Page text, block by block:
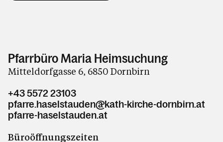
Pfarrbüro Maria Heimsuchung
Mitteldorfgasse 6, 6850 Dornbirn
+43 5572 23103
pfarre.haselstauden@kath-kirche-dornbirn.at
pfarre-haselstauden.at
Büroöffnungszeiten